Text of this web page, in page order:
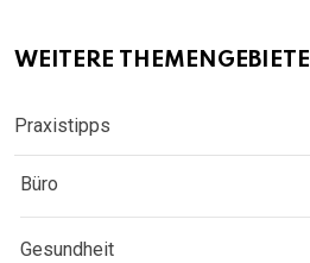
WEITERE THEMENGEBIETE
Praxistipps
Büro
Gesundheit